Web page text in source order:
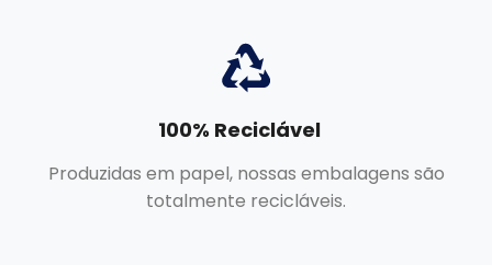
100% Reciclável
Produzidas em papel, nossas embalagens são
totalmente recicláveis.